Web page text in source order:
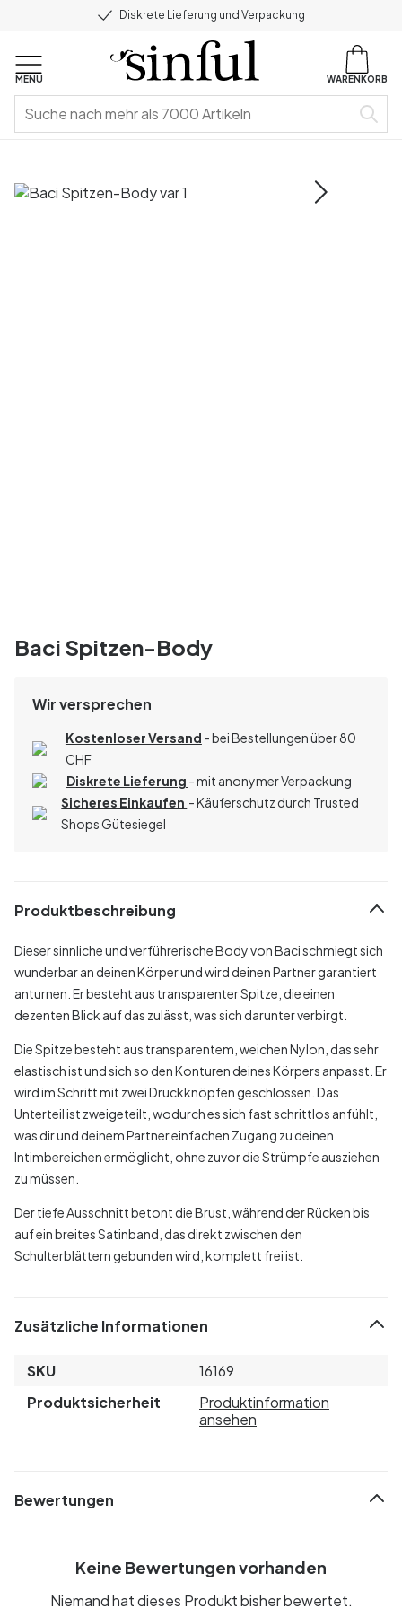
Diskrete Lieferung und Verpackung
MENU WARENKORB
Baci Spitzen-Body
Wir versprechen
Kostenloser Versand - bei Bestellungen über 80
CHF
Diskrete Lieferung - mit anonymer Verpackung
Sicheres Einkaufen - Käuferschutz durch Trusted
Shops Gütesiegel
Produktbeschreibung
Dieser sinnliche und verführerische Body von Baci schmiegt sich
wunderbar an deinen Körper und wird deinen Partner garantiert
anturnen. Er besteht aus transparenter Spitze, die einen
dezenten Blick auf das zulässt, was sich darunter verbirgt.
Die Spitze besteht aus transparentem, weichen Nylon, das sehr
elastisch ist und sich so den Konturen deines Körpers anpasst. Er
wird im Schritt mit zwei Druckknöpfen geschlossen. Das
Unterteil ist zweigeteilt, wodurch es sich fast schrittlos anfühlt,
was dir und deinem Partner einfachen Zugang zu deinen
Intimbereichen ermöglicht, ohne zuvor die Strümpfe ausziehen
zu müssen.
Der tiefe Ausschnitt betont die Brust, während der Rücken bis
auf ein breites Satinband, das direkt zwischen den
Schulterblättern gebunden wird, komplett frei ist.
Zusätzliche Informationen
SKU
16169
Produktsicherheit
Produktinformation
ansehen
Bewertungen
Keine Bewertungen vorhanden
Niemand hat dieses Produkt bisher bewertet.